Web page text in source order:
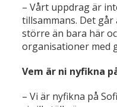
– Vårt uppdrag är
tillsammans. Det
större än bara här
organisationer med
Vem är ni nyfikna
– Vi är nyfikna på